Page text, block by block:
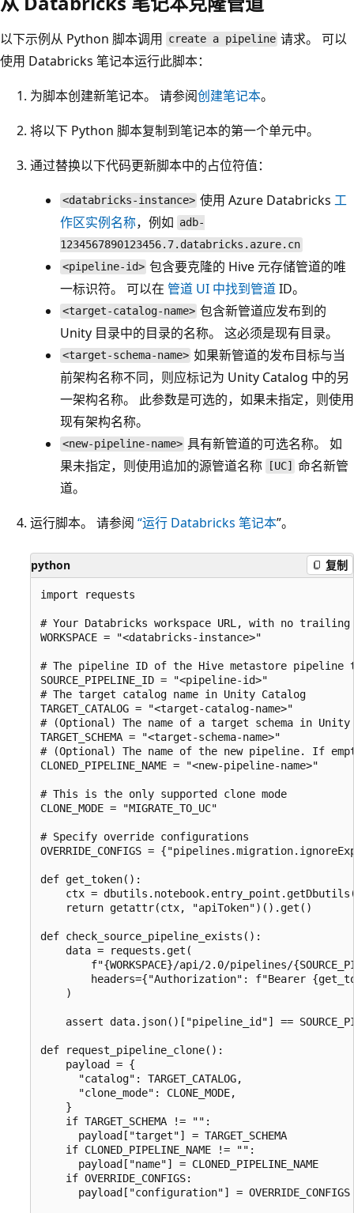
以下示例从 Python 脚本调用 create a pipeline 请求。 可以
使用 Databricks 笔记本运行此脚本：
为脚本创建新笔记本。 请参阅创建笔记本。
将以下 Python 脚本复制到笔记本的第一个单元中。
通过替换以下代码更新脚本中的占位符值：
<databricks-instance> 使用 Azure Databricks工
作区实例名称，例如 adb-
1234567890123456.7.databricks.azure.cn
<pipeline-id> 包含要克隆的 Hive 元存储管道的唯
一标识符。 可以在 管道 UI 中找到管道ID。
<target-catalog-name> 包含新管道应发布到的
Unity 目录中的目录的名称。 这必须是现有目录。
<target-schema-name> 如果新管道的发布目标与当
前架构名称不同，则应标记为 Unity Catalog 中的另
一架构名称。 此参数是可选的，如果未指定，则使用
现有架构名称。
<new-pipeline-name> 具有新管道的可选名称。 如
果未指定，则使用追加的源管道名称
[UC]
命名新管
道。
运行脚本。 请参阅 “运行 Databricks 笔记本”。
python 复制
import requests
# Your Databricks workspace URL, with no trailing
WORKSPACE = "<databricks-instance>"
# The pipeline ID of the Hive metastore pipeline
SOURCE_PIPELINE_ID = "<pipeline-id>"
# The target catalog name in Unity Catalog
TARGET_CATALOG = "<target-catalog-name>"
# (Optional) The name of a target schema in
TARGET_SCHEMA = "<target-schema-name>"
# (Optional) The name of the new pipeline. If
CLONED_PIPELINE_NAME = "<new-pipeline-name>"
# This is the only supported clone mode
CLONE_MODE = "MIGRATE_TO_UC"
# Specify override configurations
OVERRIDE_CONFIGS =
def get_token():
ctx =
    return getattr(ctx, "apiToken")().get()
def check_source_pipeline_exists():
    data = requests.get(
f"{WORKSPACE}/api/2.0/pipelines/
headers={"Authorization": f"Bearer
    )
assert data.json()["pipeline_id"] ==
def request_pipeline_clone():
    payload = {
      "catalog": TARGET_CATALOG,
      "clone_mode": CLONE_MODE,
    }
    if TARGET_SCHEMA != "":
      payload["target"] = TARGET_SCHEMA
    if CLONED_PIPELINE_NAME != "":
      payload["name"] = CLONED_PIPELINE_NAME
    if OVERRIDE_CONFIGS:
      payload["configuration"] = OVERRIDE_CONFIGS